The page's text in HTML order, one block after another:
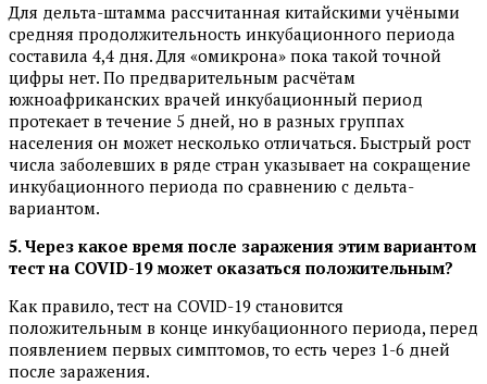
Для дельта-штамма рассчитанная китайскими учёными
средняя продолжительность инкубационного периода
составила 4,4 дня. Для «омикрона» пока такой точной
цифры нет. По предварительным расчётам
южноафриканских врачей инкубационный период
протекает в течение 5 дней, но в разных группах
населения он может несколько отличаться. Быстрый рост
числа заболевших в ряде стран указывает на сокращение
инкубационного периода по сравнению с дельта-
вариантом.
5. Через какое время после заражения этим вариантом
тест на COVID-19 может оказаться положительным?
Как правило, тест на COVID-19 становится
положительным в конце инкубационного периода, перед
появлением первых симптомов, то есть через 1-6 дней
после заражения.